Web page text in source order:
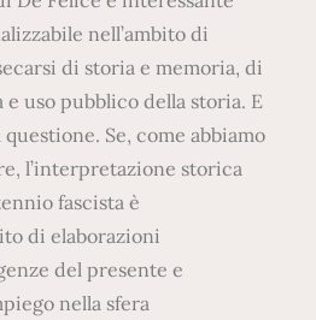
nell’ambito di
di storia e memoria, di
uso pubblico della storia. E
Se, come abbiamo
l’interpretazione storica
fascista è
di elaborazioni
del presente e
nella sfera